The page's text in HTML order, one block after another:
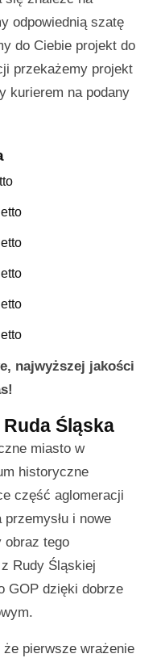
odpowiednią szatę
do Ciebie projekt do
przekażemy projekt
kurierem na podany
najwyższej jakości
Śląska
miasto w
historyczne
część aglomeracji
i nowe
obraz tego
Rudy Śląskiej
GOP dzięki dobrze
pierwsze wrażenie